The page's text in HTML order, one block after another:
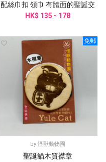
配絲巾扣 領巾 有體面的聖誕交
換禮物
HK$ 135 - 178
免郵
by怪獸動物園
聖誕貓木質襟章